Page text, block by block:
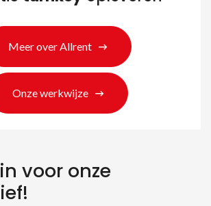
Meer over Allrent
Onze werkwijze
voor onze